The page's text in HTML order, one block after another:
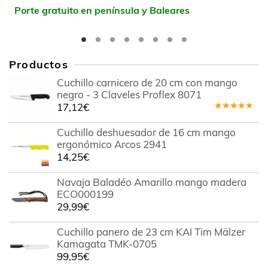
Porte gratuito en península y Baleares
Productos
Cuchillo carnicero de 20 cm con mango
negro - 3 Claveles Proflex 8071
en5.00de
5
17,12€
Cuchillo deshuesador de 16 cm mango
ergonómico Arcos 2941
14,25€
Navaja Baladéo Amarillo mango madera
ECO000199
29,99€
Cuchillo panero de 23 cm KAI Tim Mälzer
Kamagata TMK-0705
99,95€